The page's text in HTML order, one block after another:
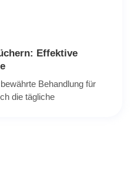
Effektive
Behandlung für
die tägliche